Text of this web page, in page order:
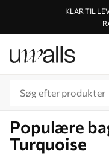
KLAR TIL
Populære
Turquoise